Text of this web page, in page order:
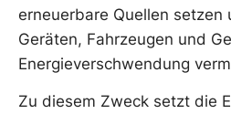
erneuerbare Quellen setzen
Geräten, Fahrzeugen und
Energieverschwendung
Zu diesem Zweck setzt die